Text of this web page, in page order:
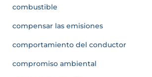
combustible
compensar las emisiones
comportamiento del conductor
compromiso ambiental